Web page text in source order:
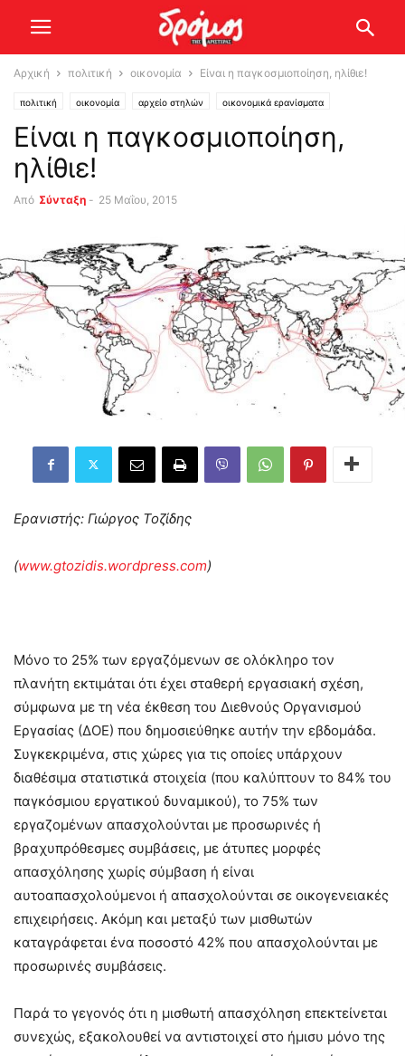
Αρχική πολιτική οικονομία Είναι η παγκοσμιοποίηση, ηλίθιε!
πολιτική οικονομία αρχείο στηλών οικονομικά ερανίσματα
Είναι η παγκοσμιοποίηση,
ηλίθιε!
Από Σύνταξη - 25 Μαΐου, 2015
Ερανιστής: Γιώργος Τοζίδης
(www.gtozidis.wordpress.com)
Μόνο το 25% των εργαζόμενων σε ολόκληρο τον
πλανήτη εκτιμάται ότι έχει σταθερή εργασιακή σχέση,
σύμφωνα με τη νέα έκθεση του Διεθνούς Οργανισμού
Εργασίας (ΔΟΕ) που δημοσιεύθηκε αυτήν την εβδομάδα.
Συγκεκριμένα, στις χώρες για τις οποίες υπάρχουν
διαθέσιμα στατιστικά στοιχεία (που καλύπτουν το 84% του
παγκόσμιου εργατικού δυναμικού), το 75% των
εργαζομένων απασχολούνται με προσωρινές ή
βραχυπρόθεσμες συμβάσεις, με άτυπες μορφές
απασχόλησης χωρίς σύμβαση ή είναι
αυτοαπασχολούμενοι ή απασχολούνται σε οικογενειακές
επιχειρήσεις. Ακόμη και μεταξύ των μισθωτών
καταγράφεται ένα ποσοστό 42% που απασχολούνται με
προσωρινές συμβάσεις.
Παρά το γεγονός ότι η μισθωτή απασχόληση επεκτείνεται
συνεχώς, εξακολουθεί να αντιστοιχεί στο ήμισυ μόνο της